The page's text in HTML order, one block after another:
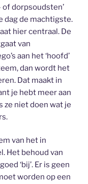
of dorpsoudsten’
dag de machtigste.
hier centraal. De
van
aan het ‘hoofd’
dan wordt het
Dat maakt in
je hebt meer aan
ze niet doen wat je
van het in
Het behoud van
‘bij’. Er is geen
worden op een